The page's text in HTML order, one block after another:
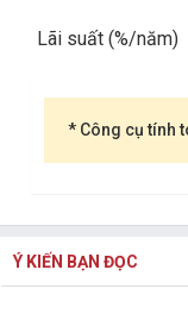
Lãi suất (%/năm)
* Công cụ tính
Ý KIẾN BẠN ĐỌC